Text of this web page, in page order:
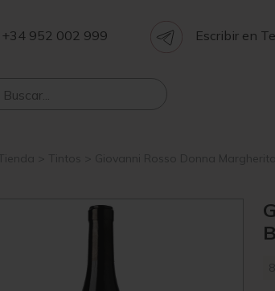
+34 952 002 999 Escribir en
Tienda Tintos Giovanni Rosso Donna